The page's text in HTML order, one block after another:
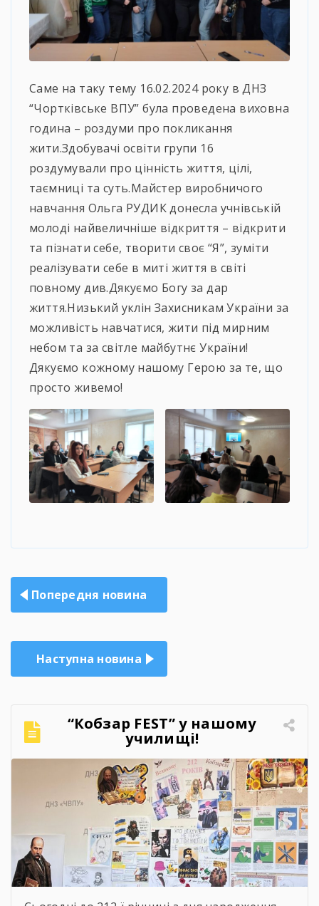
Саме на таку тему 16.02.2024 року в ДНЗ
“Чортківське ВПУ” була проведена виховна
година – роздуми про покликання
жити.Здобувачі освіти групи 16
роздумували про цінність життя, цілі,
таємниці та суть.Майстер виробничого
навчання Ольга РУДИК донесла учнівській
молоді найвеличніше відкриття – відкрити
та пізнати себе, творити своє “Я”, зуміти
реалізувати себе в миті життя в світі
повному див.Дякуємо Богу за дар
життя.Низький уклін Захисникам України за
можливість навчатися, жити під мирним
небом та за світле майбутнє України!
Дякуємо кожному нашому Герою за те, що
просто живемо!
Навігація
записів
Попередня новина
Наступна новина
“Кобзар FEST” у нашому
училищі!